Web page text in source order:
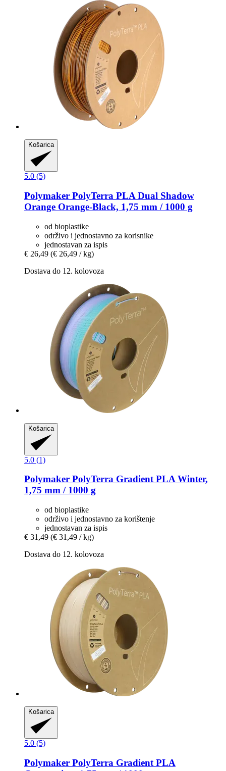
Košarica
5.0 (5)
Polymaker PolyTerra PLA Dual Shadow
Orange Orange-​Black, 1,75 mm / 1000 g
od bioplastike
održivo i jednostavno za korisnike
jednostavan za ispis
€ 26,49 (€ 26,49 / kg)
Dostava do 12. kolovoza
Košarica
5.0 (1)
Polymaker PolyTerra Gradient PLA Winter,
1,75 mm / 1000 g
od bioplastike
održivo i jednostavno za korištenje
jednostavan za ispis
€ 31,49 (€ 31,49 / kg)
Dostava do 12. kolovoza
Košarica
5.0 (5)
Polymaker PolyTerra Gradient PLA